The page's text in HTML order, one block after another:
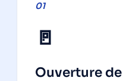
01
🚪
Ouverture